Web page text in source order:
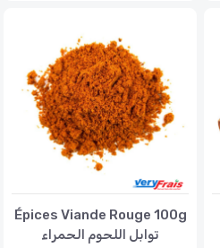
Épices Viande Rouge 100g
توابل اللحوم الحمراء